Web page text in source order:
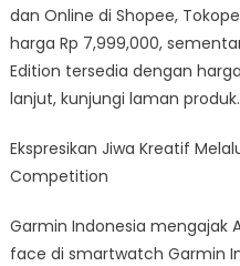
dan Online di Shopee,
harga Rp 7,999,000,
Edition tersedia dengan
lanjut, kunjungi laman produk.
Ekspresikan Jiwa Kreatif
Competition
Garmin Indonesia mengajak
face di smartwatch Garmin